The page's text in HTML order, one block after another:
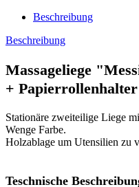
Beschreibung
Beschreibung
Massageliege
+ Papierrollenhalter
Stationäre zweiteilige Liege
Wenge Farbe.
Holzablage um Utensilien zu
Teschnische